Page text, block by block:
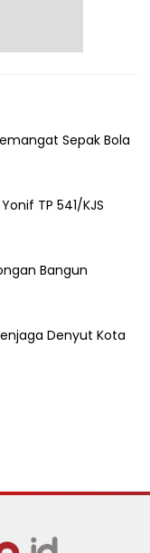
Sepak Bola
TP 541/KJS
Bangun
Denyut Kota